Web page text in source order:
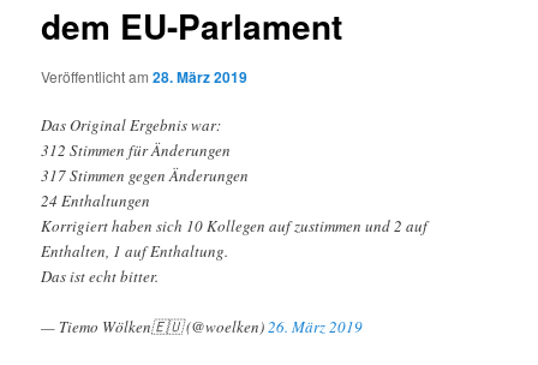
dem EU-Parlament
Veröffentlicht am28. März 2019
Das Original Ergebnis war:
312 Stimmen für Änderungen
317 Stimmen gegen Änderungen
24 Enthaltungen
Korrigiert haben sich 10 Kollegen auf zustimmen und 2 auf
Enthalten, 1 auf Enthaltung.
Das ist echt bitter.
— Tiemo Wölken🇪🇺 (@woelken)26. März 2019